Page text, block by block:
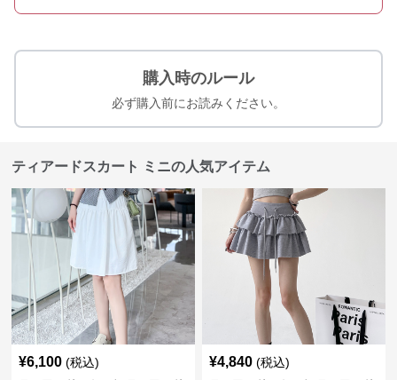
購入時のルール
必ず購入前にお読みください。
ティアードスカート ミニの人気アイテム
¥6,100 (税込) ¥4,840 (税込)